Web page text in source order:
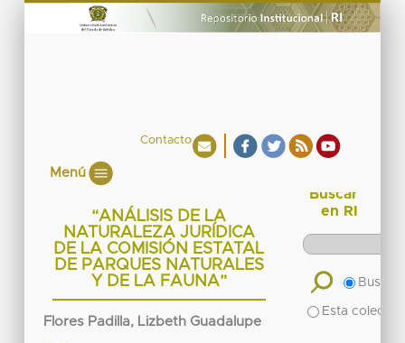
Contacto
Menú
“ANÁLISIS DE LA
NATURALEZA JURÍDICA
DE LA COMISIÓN ESTATAL
DE PARQUES NATURALES
Y DE LA FAUNA”
Flores Padilla, Lizbeth Guadalupe
Buscar
en RI
Buscar
Esta